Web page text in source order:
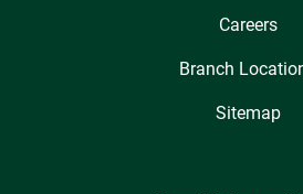
Careers
Branch
Sitemap